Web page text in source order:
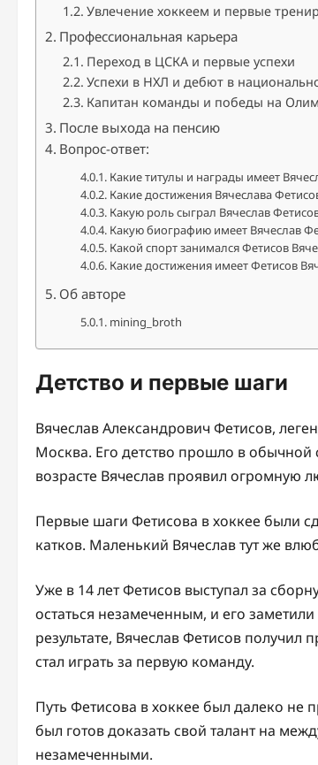
Увлечение хоккеем и первые
Профессиональная карьера
Переход в ЦСКА и первые успехи
Успехи в НХЛ и дебют в
Капитан команды и победы на
После выхода на пенсию
Вопрос-ответ:
Какие титулы и награды имеет
Какие достижения Вячеслава
Какую роль сыграл Вячеслав
Какую биографию имеет Вячеслав
Какой спорт занимался Фетисов
Какие достижения имеет Фетисов
Об авторе
mining_broth
Детство и первые шаги
Вячеслав Александрович Фетисов,
Москва. Его детство прошло в
возрасте Вячеслав проявил огромную
Первые шаги Фетисова в хоккее были
катков. Маленький Вячеслав тут же
Уже в 14 лет Фетисов выступал за
остаться незамеченным, и его
результате, Вячеслав Фетисов
стал играть за первую команду.
Путь Фетисова в хоккее был далеко не
был готов доказать свой талант на
незамеченными.